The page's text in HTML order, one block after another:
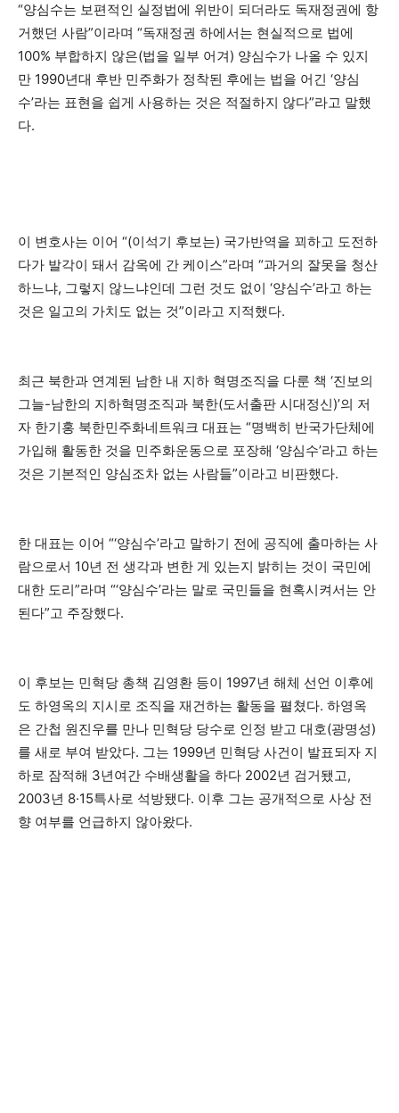
“양심수는 보편적인 실정법에 위반이 되더라도 독재정권에 항
거했던 사람”이라며 “독재정권 하에서는 현실적으로 법에
100% 부합하지 않은(법을 일부 어겨) 양심수가 나올 수 있지
만 1990년대 후반 민주화가 정착된 후에는 법을 어긴 ‘양심
수’라는 표현을 쉽게 사용하는 것은 적절하지 않다”라고 말했
다.
이 변호사는 이어 “(이석기 후보는) 국가반역을 꾀하고 도전하
다가 발각이 돼서 감옥에 간 케이스”라며 “과거의 잘못을 청산
하느냐, 그렇지 않느냐인데 그런 것도 없이 ‘양심수’라고 하는
것은 일고의 가치도 없는 것”이라고 지적했다.
최근 북한과 연계된 남한 내 지하 혁명조직을 다룬 책 ‘진보의
그늘-남한의 지하혁명조직과 북한(도서출판 시대정신)’의 저
자 한기홍 북한민주화네트워크 대표는 “명백히 반국가단체에
가입해 활동한 것을 민주화운동으로 포장해 ‘양심수’라고 하는
것은 기본적인 양심조차 없는 사람들”이라고 비판했다.
한 대표는 이어 “‘양심수’라고 말하기 전에 공직에 출마하는 사
람으로서 10년 전 생각과 변한 게 있는지 밝히는 것이 국민에
대한 도리”라며 “‘양심수’라는 말로 국민들을 현혹시켜서는 안
된다”고 주장했다.
이 후보는 민혁당 총책 김영환 등이 1997년 해체 선언 이후에
도 하영옥의 지시로 조직을 재건하는 활동을 펼쳤다. 하영옥
은 간첩 원진우를 만나 민혁당 당수로 인정 받고 대호(광명성)
를 새로 부여 받았다. 그는 1999년 민혁당 사건이 발표되자 지
하로 잠적해 3년여간 수배생활을 하다 2002년 검거됐고,
2003년 8·15특사로 석방됐다. 이후 그는 공개적으로 사상 전
향 여부를 언급하지 않아왔다.